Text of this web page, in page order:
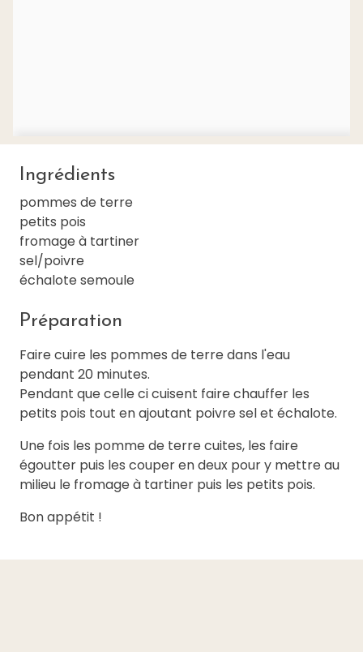
Ingrédients
pommes de terre
petits pois
fromage à tartiner
sel/poivre
échalote semoule
Préparation
Faire cuire les pommes de terre dans l'eau
pendant 20 minutes.
Pendant que celle ci cuisent faire chauffer les
petits pois tout en ajoutant poivre sel et échalote.
Une fois les pomme de terre cuites, les faire
égoutter puis les couper en deux pour y mettre au
milieu le fromage à tartiner puis les petits pois.
Bon appétit !